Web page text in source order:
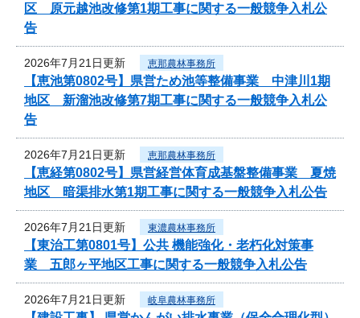
区 原元越池改修第1期工事に関する一般競争入札公
告
2026年7月21日更新 恵那農林事務所
【恵池第0802号】県営ため池等整備事業 中津川1期
地区 新溜池改修第7期工事に関する一般競争入札公
告
2026年7月21日更新 恵那農林事務所
【恵経第0802号】県営経営体育成基盤整備事業 夏焼
地区 暗渠排水第1期工事に関する一般競争入札公告
2026年7月21日更新 東濃農林事務所
【東治工第0801号】公共 機能強化・老朽化対策事
業 五郎ヶ平地区工事に関する一般競争入札公告
2026年7月21日更新 岐阜農林事務所